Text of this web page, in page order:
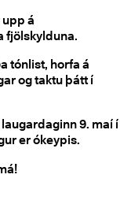
á
fjölskylduna.
tónlist, horfa á
og taktu þátt í
9. maí í
er ókeypis.